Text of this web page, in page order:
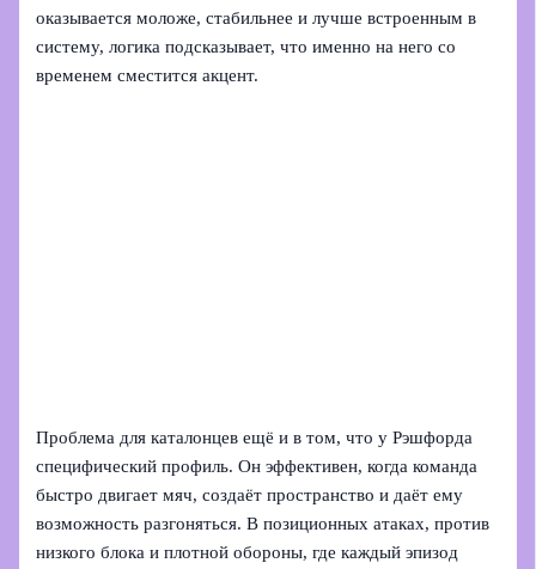
оказывается моложе, стабильнее и лучше встроенным в
систему, логика подсказывает, что именно на него со
временем сместится акцент.
Проблема для каталонцев ещё и в том, что у Рэшфорда
специфический профиль. Он эффективен, когда команда
быстро двигает мяч, создаёт пространство и даёт ему
возможность разгоняться. В позиционных атаках, против
низкого блока и плотной обороны, где каждый эпизод